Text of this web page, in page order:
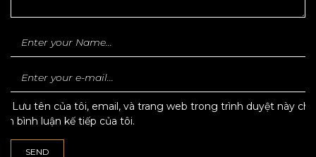
Lưu tên của tôi, email, và trang web trong trình duyệt này cho
lần bình luận kế tiếp của tôi.